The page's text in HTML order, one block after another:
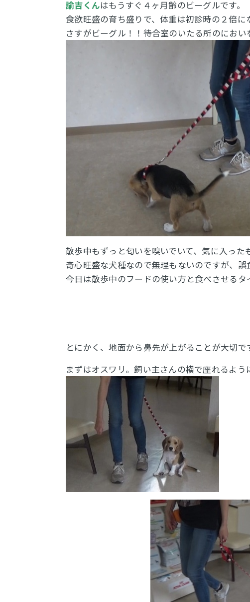
諭吉くんはもうすぐ４ヶ月齢のビーグルです。
食欲旺盛の育ち盛りで、体重は初診時の２倍に
さすがビーグル！！待合室のいたる所のにおい
散歩中もずっと匂いを嗅いでいて、気に入った
奇心旺盛な犬種なので無理もないのですが、誤
今日は散歩中のフードの使い方と食べさせるタ
とにかく、地面から鼻先が上がることが大切で
まずはオスワリ。飼い主さんの横で座れるよう